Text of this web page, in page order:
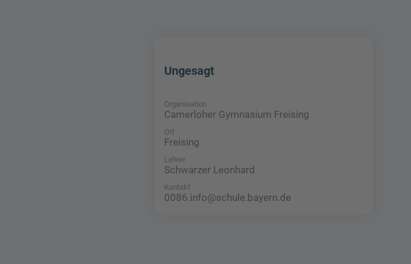
Ungesagt
Organisation
Camerloher Gymnasium Freising
Ort
Freising
Lehrer
Schwarzer Leonhard
Kontakt
0086.info@schule.bayern.de